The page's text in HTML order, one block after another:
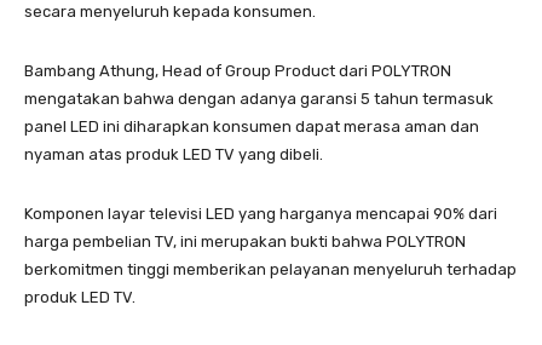
secara menyeluruh kepada konsumen.
Bambang Athung, Head of Group Product dari POLYTRON
mengatakan bahwa dengan adanya garansi 5 tahun termasuk
panel LED ini diharapkan konsumen dapat merasa aman dan
nyaman atas produk LED TV yang dibeli.
Komponen layar televisi LED yang harganya mencapai 90% dari
harga pembelian TV, ini merupakan bukti bahwa POLYTRON
berkomitmen tinggi memberikan pelayanan menyeluruh terhadap
produk LED TV.